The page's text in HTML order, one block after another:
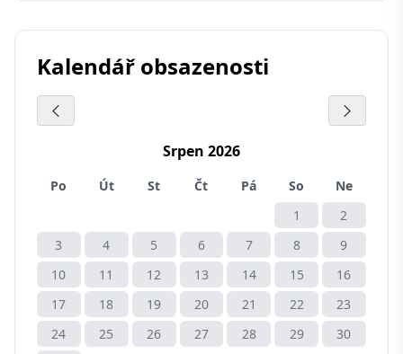
Kalendář obsazenosti
Srpen 2026
Po Út St Čt Pá So
Ne
1
2
3
4 5 6 7 8
9
10
11 12 13 14 15
16
17
18 19 20 21 22
23
24
25 26 27 28 29
30